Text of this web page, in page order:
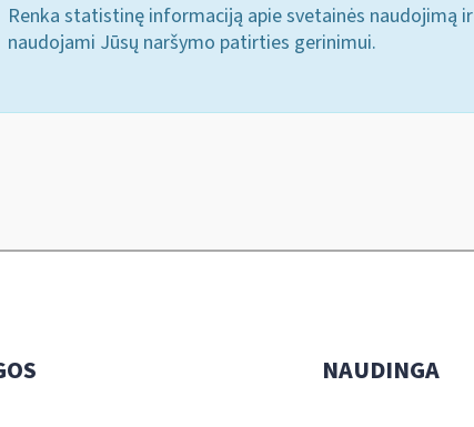
Renka statistinę informaciją apie svetainės naudojimą ir
naudojami Jūsų naršymo patirties gerinimui.
NAUDINGA